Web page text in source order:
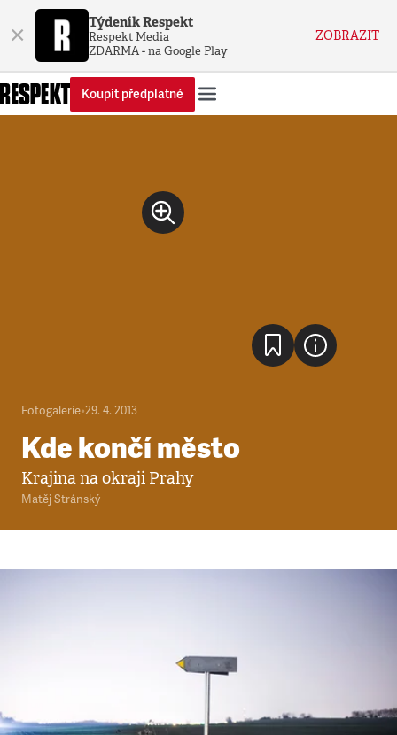
× Týdeník Respekt
Respekt Media
ZDARMA - na Google Play
ZOBRAZIT
Koupit předplatné
Fotogalerie•29. 4. 2013
Kde končí město
Krajina na okraji Prahy
Matěj Stránský